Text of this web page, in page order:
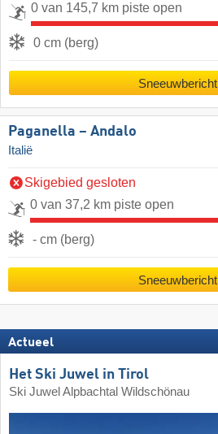
0 van 145,7 km piste open
0 cm (berg)
Sneeuwbericht
Paganella – Andalo
Italië
Skigebied gesloten
0 van 37,2 km piste open
- cm (berg)
Sneeuwbericht
Actueel
Het Ski Juwel in Tirol
Ski Juwel Alpbachtal Wildschönau